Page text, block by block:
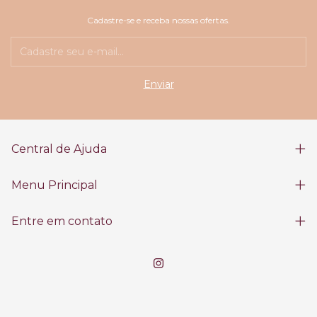
Cadastre-se e receba nossas ofertas.
Central de Ajuda
Menu Principal
Entre em contato